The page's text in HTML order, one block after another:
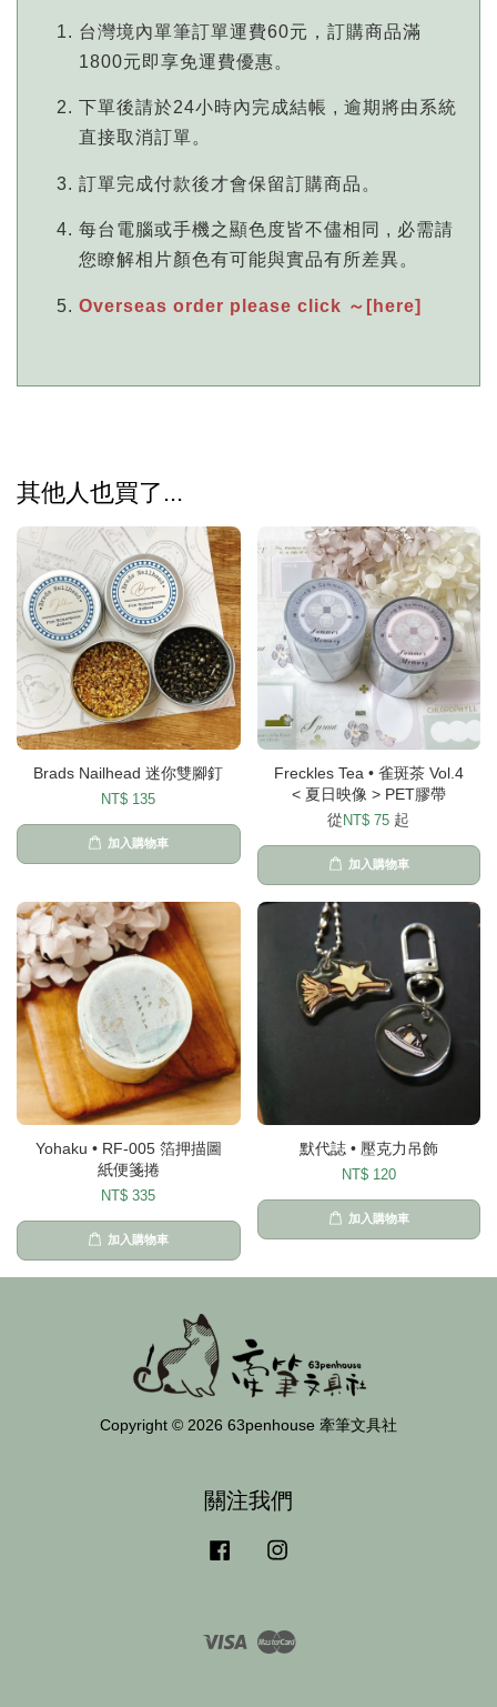
台灣境內單筆訂單運費60元，訂購商品滿
1800元即享免運費優惠。
下單後請於24小時內完成結帳 , 逾期將由系統
直接取消訂單。
訂單完成付款後才會保留訂購商品。
每台電腦或手機之顯色度皆不儘相同 , 必需請
您瞭解相片顏色有可能與實品有所差異。
Overseas order please click ～[here]
其他人也買了...
Brads Nailhead 迷你雙腳釘
NT$ 135
加入購物車
Freckles Tea • 雀斑茶 Vol.4
< 夏日映像 > PET膠帶
從 NT$ 75 起
加入購物車
Yohaku • RF-005 箔押描圖
紙便箋捲
NT$ 335
加入購物車
默代誌 • 壓克力吊飾
NT$ 120
加入購物車
Copyright © 2026 63penhouse 牽筆文具社
關注我們
Facebook
Visa Master